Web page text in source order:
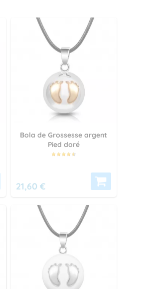
Bola de Grossesse argent
Pied doré
21,60 €